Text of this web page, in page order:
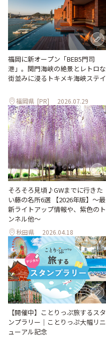
福岡に新オープン「BEB5門司
港」。関門海峡の絶景とレトロな
街並みに浸るトキメキ海峡ステイ
福岡県 [PR] 2026.07.29
そろそろ見頃♪GWまでに行きた
い藤の名所6選 【2026年版】～最
新ライトアップ情報や、紫色のト
ンネル他～
秋田県 2026.04.18
【開催中】ことりっぷ旅するスタ
ンプラリー｜ことりっぷ大幅リニ
ューアル記念